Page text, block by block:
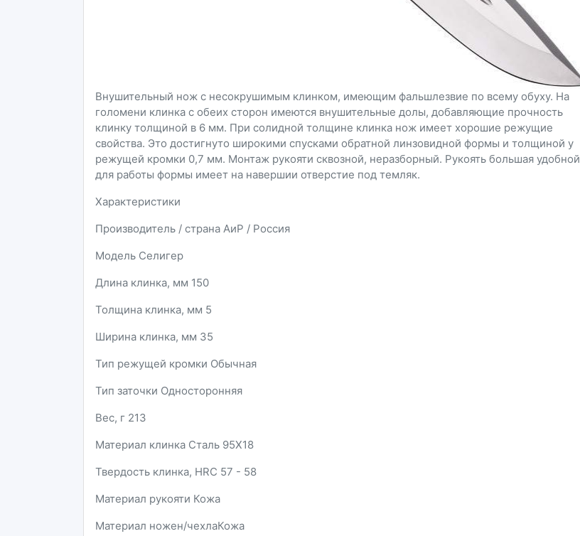
Внушительный нож с несокрушимым клинком, имеющим фальшлезвие по всему обуху. На
голомени клинка с обеих сторон имеются внушительные долы, добавляющие прочность
клинку толщиной в 6 мм. При солидной толщине клинка нож имеет хорошие режущие
свойства. Это достигнуто широкими спусками обратной линзовидной формы и толщиной у
режущей кромки 0,7 мм. Монтаж рукояти сквозной, неразборный. Рукоять большая удобной
для работы формы имеет на навершии отверстие под темляк.
Характеристики
Производитель / страна АиР / Россия
Модель Селигер
Длина клинка, мм 150
Толщина клинка, мм 5
Ширина клинка, мм 35
Тип режущей кромки Обычная
Тип заточки Односторонняя
Вес, г 213
Материал клинка Сталь 95Х18
Твердость клинка, HRC 57 - 58
Материал рукояти Кожа
Материал ножен/чехлаКожа